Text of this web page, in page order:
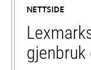
new
tab
NETTSIDE
gjenbruk